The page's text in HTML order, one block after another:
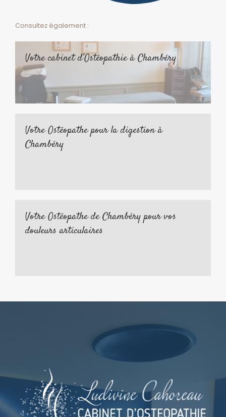
Consultez également :
Votre cabinet d’Ostéopathie à Chambéry
Votre Ostéopathe pour la digestion à
Chambéry
Votre Ostéopathe de Chambéry pour vos
douleurs articulaires